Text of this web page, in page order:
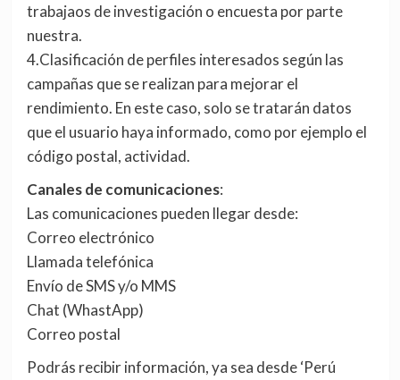
trabajaos de investigación o encuesta por parte
nuestra.
4.Clasificación de perfiles interesados según las
campañas que se realizan para mejorar el
rendimiento. En este caso, solo se tratarán datos
que el usuario haya informado, como por ejemplo el
código postal, actividad.
Canales de comunicaciones:
Las comunicaciones pueden llegar desde:
Correo electrónico
Llamada telefónica
Envío de SMS y/o MMS
Chat (WhastApp)
Correo postal
Podrás recibir información, ya sea desde ‘Perú